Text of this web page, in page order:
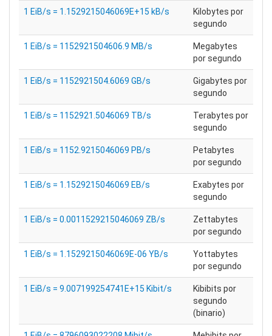
1 EiB/s = 1.1529215046069E+15 kB/s
Kilobytes por
segundo
1 EiB/s = 1152921504606.9 MB/s
Megabytes
por segundo
1 EiB/s = 1152921504.6069 GB/s
Gigabytes por
segundo
1 EiB/s = 1152921.5046069 TB/s
Terabytes por
segundo
1 EiB/s = 1152.9215046069 PB/s
Petabytes
por segundo
1 EiB/s = 1.1529215046069 EB/s
Exabytes por
segundo
1 EiB/s = 0.0011529215046069 ZB/s
Zettabytes
por segundo
1 EiB/s = 1.1529215046069E-06 YB/s
Yottabytes
por segundo
1 EiB/s = 9.007199254741E+15 Kibit/s
Kibibits por
segundo
(binario)